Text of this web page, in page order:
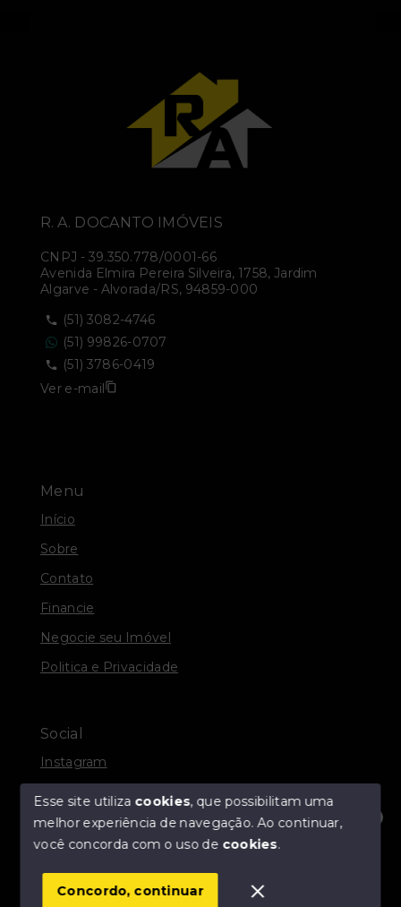
Olá! Estamos disponíveis para te ajudar.
Menu
Início
Sobre
Contato
Financie
Negocie seu Imóvel
Politica e Privacidade
Social
Instagram
R. A. DOCANTO IMÓVEIS
CNPJ - 39.350.778/0001-66
Avenida Elmira Pereira Silveira, 1758, Jardim
Algarve - Alvorada/RS, 94859-000
(51) 3082-4746
(51) 99826-0707
(51) 3786-0419
Ver e-mail
Esse site utiliza cookies, que possibilitam uma
melhor experiência de navegação.Ao continuar,
você concorda com o uso de cookies.
Concordo, continuar